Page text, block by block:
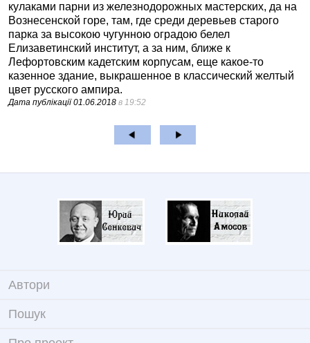
кулаками парни из железнодорожных мастерских, да на
Вознесенской горе, там, где среди деревьев старого
парка за высокою чугунною оградою белел
Елизаветинский институт, а за ним, ближе к
Лефортовским кадетским корпусам, еще какое-то
казенное здание, выкрашенное в классический желтый
цвет русского ампира.
Дата публікації01.06.2018 в 19:52
Автори
Пошук